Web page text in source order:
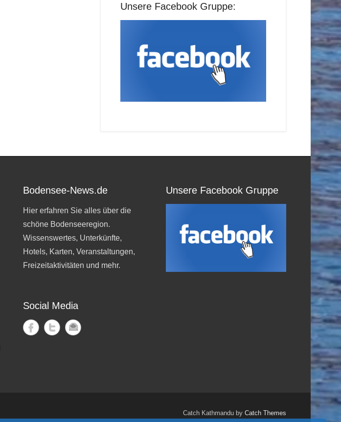
Unsere Facebook Gruppe:
Bodensee-News.de
Hier erfahren Sie alles über die
schöne Bodenseeregion.
Wissenswertes, Unterkünfte,
Hotels, Karten, Veranstaltungen,
Freizeitaktivitäten und mehr.
Social Media
Unsere Facebook Gruppe
Catch Kathmandu by Catch Themes